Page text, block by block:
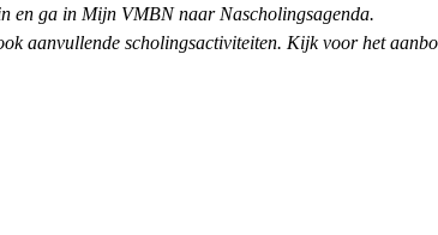
en ga in Mijn VMBN naar Nascholingsagenda.
aanvullende scholingsactiviteiten. Kijk voor het